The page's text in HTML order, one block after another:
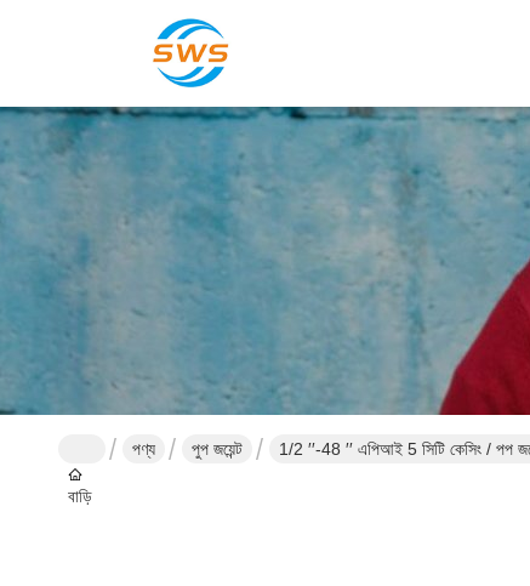
বাড়ি
পণ্য পুপ জয়েন্ট 1/2 ′′-48 ′′ এপিআই 5 সিটি কেসিং / পপ